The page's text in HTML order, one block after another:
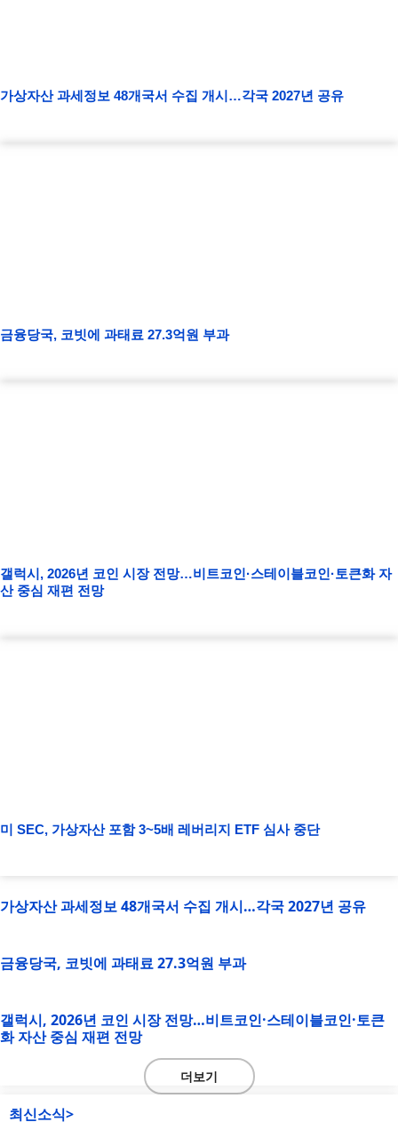
가상자산 과세정보 48개국서 수집 개시…각국 2027년 공유
금융당국, 코빗에 과태료 27.3억원 부과
갤럭시, 2026년 코인 시장 전망…비트코인·스테이블코인·토큰화 자
산 중심 재편 전망
미 SEC, 가상자산 포함 3~5배 레버리지 ETF 심사 중단
가상자산 과세정보 48개국서 수집 개시…각국 2027년 공유
금융당국, 코빗에 과태료 27.3억원 부과
갤럭시, 2026년 코인 시장 전망…비트코인·스테이블코인·토큰
화 자산 중심 재편 전망
더보기
최신소식>